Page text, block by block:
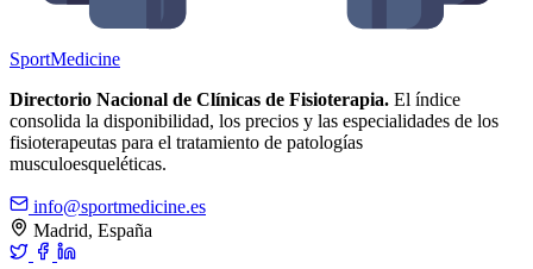
SportMedicine
Directorio Nacional de Clínicas de Fisioterapia. El índice
consolida la disponibilidad, los precios y las especialidades de los
fisioterapeutas para el tratamiento de patologías
musculoesqueléticas.
info@sportmedicine.es
Madrid, España